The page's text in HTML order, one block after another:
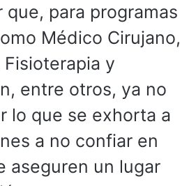
que, para programas
Médico Cirujano,
y
entre otros, ya no
lo que se exhorta a
a no confiar en
aseguren un lugar